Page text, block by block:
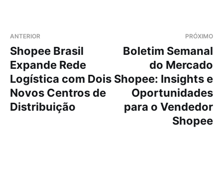
ANTERIOR
Shopee Brasil
Expande Rede
Logística com Dois
Novos Centros de
Distribuição
PRÓXIMO
Boletim Semanal
do Mercado
Shopee: Insights e
Oportunidades
para o Vendedor
Shopee